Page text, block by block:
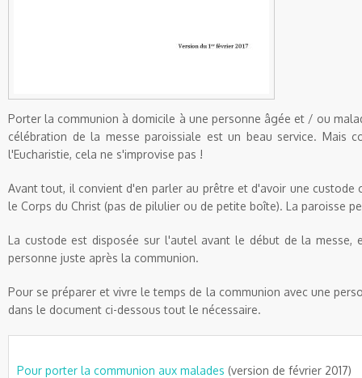
Porter la communion à domicile à une personne âgée et / ou
célébration de la messe paroissiale est un beau service. Mais
l'Eucharistie, cela ne s'improvise pas !
Avant tout, il convient d'en parler au prêtre et d'avoir une custode
le Corps du Christ (pas de pilulier ou de petite boîte). La paroisse
La custode est disposée sur l'autel avant le début de la
personne juste après la communion.
Pour se préparer et vivre le temps de la communion avec une
dans le document ci-dessous tout le nécessaire.
Pour porter la communion aux malades (version de février 2017)